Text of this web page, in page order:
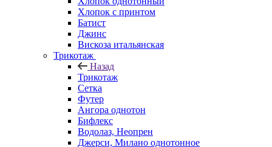
Хлопок с принтом
Батист
Джинс
Вискоза итальянская
Трикотаж
Назад
Трикотаж
Сетка
Футер
Ангора однотон
Бифлекс
Водолаз, Неопрен
Джерси, Милано однотонное